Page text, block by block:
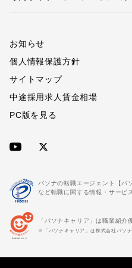
お知らせ
個人情報保護方針
サイトマップ
中途採用求人賃金相場
PC版を見る
パソナの転職エージェント【パ
など転職に関する情報・サービ
「パソナキャリア」は職業紹介
※「パソナキャリア」は株式会社パソ